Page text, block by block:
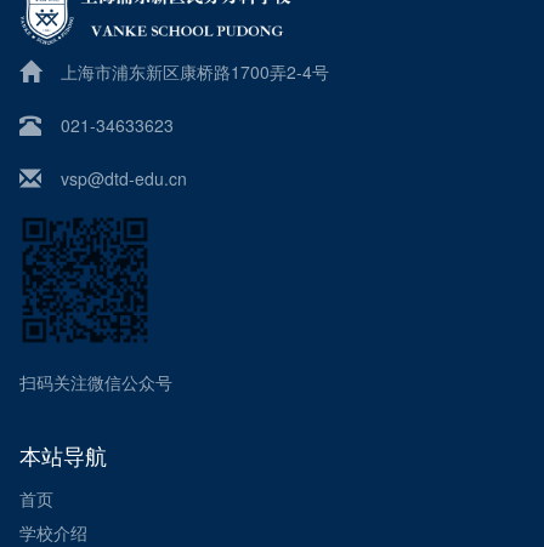
上海市浦东新区康桥路1700弄2-4号
021-34633623
vsp@dtd-edu.cn
扫码关注微信公众号
本站导航
首页
学校介绍